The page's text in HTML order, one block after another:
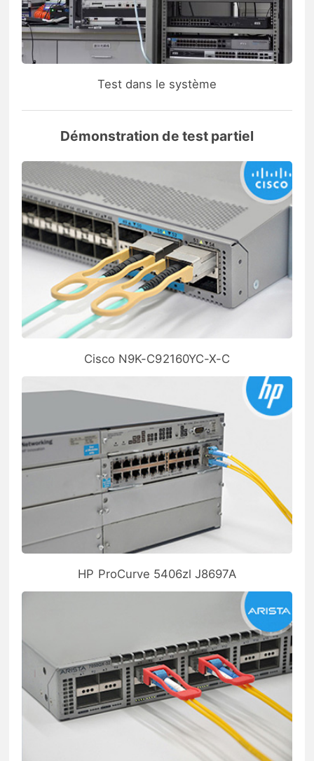
Test dans le système
Démonstration de test partiel
Cisco N9K-C92160YC-X-C
HP ProCurve 5406zl J8697A